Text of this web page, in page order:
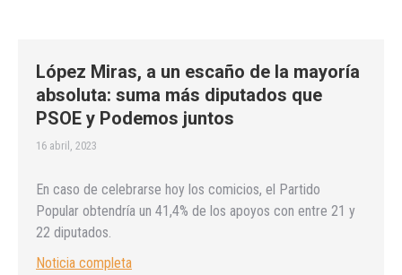
López Miras, a un escaño de la mayoría
absoluta: suma más diputados que
PSOE y Podemos juntos
16 abril, 2023
En caso de celebrarse hoy los comicios, el Partido
Popular obtendría un 41,4% de los apoyos con entre 21 y
22 diputados.
Noticia completa